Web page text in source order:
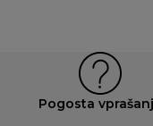
Pogosta